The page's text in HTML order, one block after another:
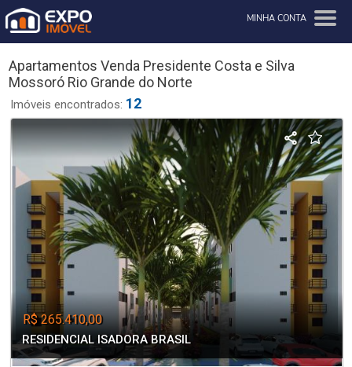
MINHA CONTA
Apartamentos Venda Presidente Costa e Silva
Mossoró Rio Grande do Norte
Imóveis encontrados: 12
R$ 265.410,00
RESIDENCIAL ISADORA BRASIL